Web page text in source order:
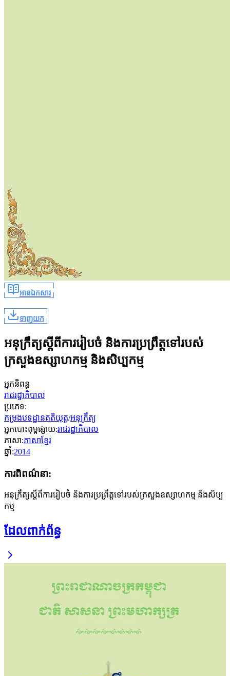
អានឯកសារ
ទាញយក
អនុក្រឹត្យស្ដីពីការរៀបចំ និងការប្រព្រឹត្តទៅរបស់
ក្រសួងឧស្សាហកម្ម និងសិប្បកម្ម
អ្នកនិពន្ធ
រាជរដ្ឋាភិបាល
ប្រភេទ:
កម្រងបទដ្ឋានគតិយុត្ត/អនុក្រឹត្យ
អ្នកបោះពុម្ពផ្សាយ:រាជរដ្ឋាភិបាល
ភាសា:ភាសាខ្មែរ
ឆ្នាំ:2014
ការពិពណ៌នា:
អនុក្រឹត្យស្ដីពីការរៀបចំ និងការប្រព្រឹត្តទៅរបស់ក្រសួងឧស្សាហកម្ម និងសិប្ប
កម្ម
ដែលពាក់ព័ន្ធ